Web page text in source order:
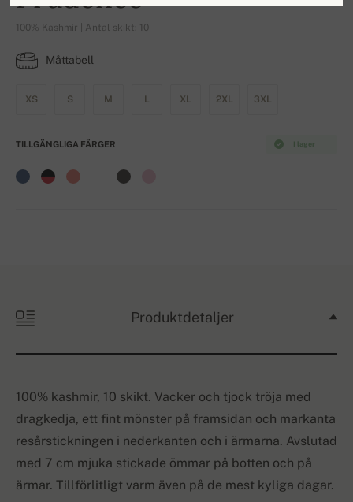
100% Kashmir | Antal skikt: 10
Måttabell
XS S M L XL 2XL 3XL
I lager
TILLGÄNGLIGA FÄRGER
Produktdetaljer
100% kashmir, 10 skikt. Vacker och tjock tröja med
dragkedja, ett fint mönster på framsidan och markanta
resårstickningen i nederkanten och i ärmarna. Avslutad
med 7 cm mjuka stickade ömmar på botten och på
ärmar. Tillförlitligt varm även på de mest kyliga dagar.